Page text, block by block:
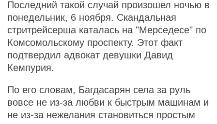
Последний такой случай произошел ночью в
понедельник, 6 ноября. Скандальная
стритрейсерша каталась на "Мерседесе" по
Комсомольскому проспекту. Этот факт
подтвердил адвокат девушки Давид
Кемпурия.
По его словам, Багдасарян села за руль
вовсе не из-за любви к быстрым машинам и
не из-за нежелания становиться простым